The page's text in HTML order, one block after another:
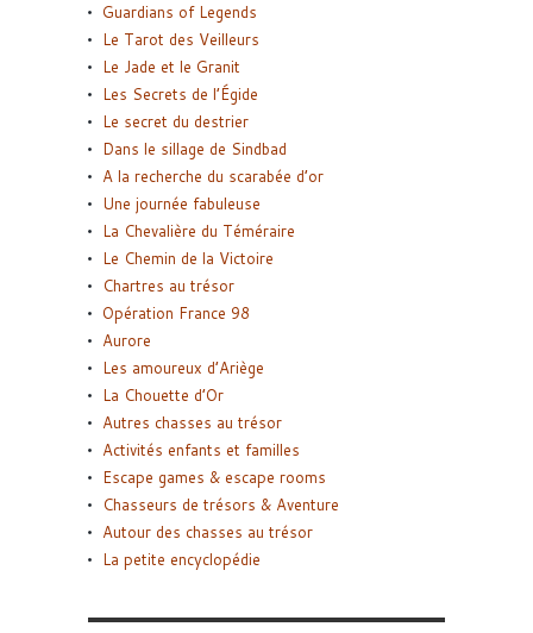
Guardians of Legends
Le Tarot des Veilleurs
Le Jade et le Granit
Les Secrets de l’Égide
Le secret du destrier
Dans le sillage de Sindbad
A la recherche du scarabée d’or
Une journée fabuleuse
La Chevalière du Téméraire
Le Chemin de la Victoire
Chartres au trésor
Opération France 98
Aurore
Les amoureux d’Ariège
La Chouette d’Or
Autres chasses au trésor
Activités enfants et familles
Escape games & escape rooms
Chasseurs de trésors & Aventure
Autour des chasses au trésor
La petite encyclopédie